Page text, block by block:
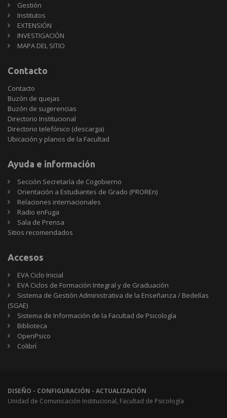
Gestión
Institutos
EXTENSIÓN
INVESTIGACIÓN
MAPA DEL SITIO
Contacto
Contacto
Buzón de quejas
Buzón de sugerencias
Directorio Institucional
Directorio telefónico (descarga)
Ubicación y planos de la Facultad
Ayuda e información
Sección Secretaría de Cogobierno
Orientación a Estudiantes de Grado (PROREn)
Relaciones internacionales
Radio enFuga
Sala de Prensa
Sitios
Sitios recomendados
Accesos
EVA Ciclo Inicial
EVA Ciclos de Formación Integral y de Graduación
Sistema de Gestión Administrativa de la Enseñanza / Bedelías
(SGAE)
Sistema de Información de la Facultad de Psicología
Biblioteca
OpenPsico
Colibrí
DISEÑO - CONFIGURACIÓN - ACTUALIZACIÓN
Unidad de Comunicación Institucional, Facultad de Psicología